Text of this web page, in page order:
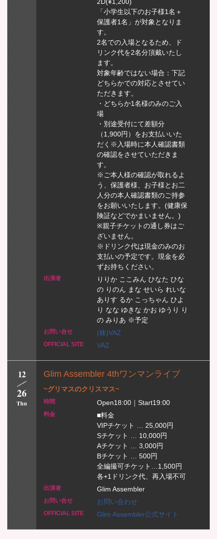
「小学生以下のお子様1名＋
保護者1名」が対象となりま
す。
2名での入場となるため、ド
リンク代を2名分頂戴いたし
ます。
対象年齢ではない場合：下記
どちらかでの対応とさせてい
ただきます。
・どちらか1名様のみのご入
場
・別途受付にて差額分
（1,900円）をお支払いいた
だく※入場時に本人確認書類
の確認をさせていただきま
す。
※ご本人様の確認が取れるよ
う、保護者様、お子様とお二
人分の本人確認書類のご持参
をお願いいたします。(健康保
険証などでかまいません。)
※親子チケットの通し券はご
ざいません。
※ドリンク代は現金のみのお
支払いの予定です。現金を必
ずお持ちください。
りりか ここみん ひなた ひな
の りのん まな せいら れいな
ありす るか こっちゃん ひよ
り なな ゆきな かお ゆうり り
の みりあ ※予定
(株)VAZ
VAZ
12
26
Thu
Glim Assembler 4thワンマンライブ
~グリマスのクリスマス~
Open18:00｜Start19:00
■料金
VIPチケット … 25,000円
Sチケット … 10,000円
Aチケット … 3,000円
Bチケット … 500円
全編撮可チケット…1,500円
各+1ドリンク代、再入場不可
Glim Assembler
お問い合わせ
Glim Assembler公式サイト